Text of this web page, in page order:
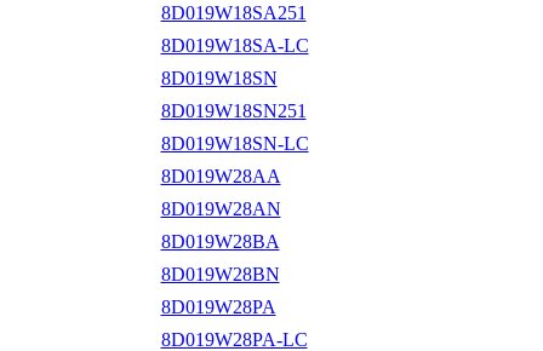
8D019W18SA251
8D019W18SA-LC
8D019W18SN
8D019W18SN251
8D019W18SN-LC
8D019W28AA
8D019W28AN
8D019W28BA
8D019W28BN
8D019W28PA
8D019W28PA-LC